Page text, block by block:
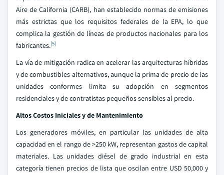
Aire de California (CARB), han establecido normas de emisiones
más estrictas que los requisitos federales de la EPA, lo que
complica la gestión de líneas de productos nacionales para los
fabricantes.[5]
La vía de mitigación radica en acelerar las arquitecturas híbridas
y de combustibles alternativos, aunque la prima de precio de las
unidades conformes limita su adopción en segmentos
residenciales y de contratistas pequeños sensibles al precio.
Altos Costos Iniciales y de Mantenimiento
Los generadores móviles, en particular las unidades de alta
capacidad en el rango de >250 kW, representan gastos de capital
materiales. Las unidades diésel de grado industrial en esta
categoría tienen precios de lista que oscilan entre USD 50,000 y